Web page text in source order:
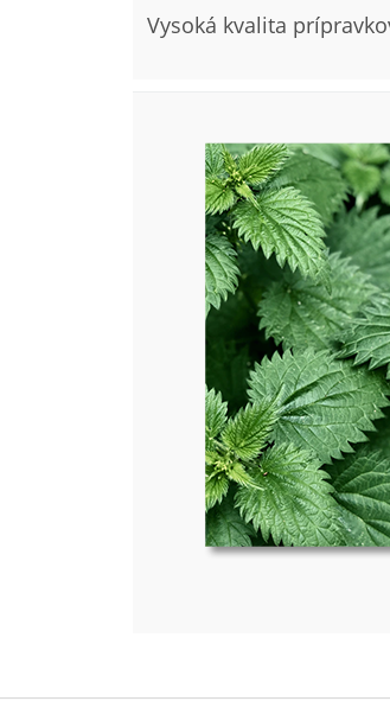
Vysoká kvalita